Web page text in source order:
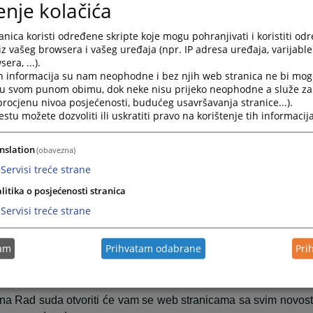
se sastoji od šest grupa informacija. Raspoređene
obuhvata najaktuelnije informacije vezane za
su informacije o aktivnostima koje su se već desile.
Riječ predsjednika sadrži pozdravnu riječ
i želje za što boljom međusobnom komunikacijom.
događaja predstavlja najavu budućih događanja
događanja.
postavljana pitanja prikazuje pitanja i odgovore koji su
su za rad suda ili druge aktivnosti vezane za sam sud.
suđenja prikazuje detaljne informacije o suđenjima
period.
Vijesti iz pravosuđa obuhvata informacije koje su vezane
svih grupa starije novosti i informacije osim onih koje su
Klikom na riječ “više” prebaciti će vas arhivu aktuelnosti ili
Rad suda otvoriti će vam se web stranicama sa svim
kolačića
koristi određene skripte koje mogu pohranjivati i koristiti
vašeg browsera i vašeg uređaja (npr. IP adresa uređaja,
...).
informacija su nam neophodne i bez njih web stranica ne bi
svom punom obimu, dok neke nisu prijeko neophodne a služe
nivoa posjećenosti, budućeg usavršavanja stranice...).
možete dozvoliti ili uskratiti pravo na korištenje tih
(obavezna)
Servisi treće strane
o posjećenosti stranica
Servisi treće strane
Prihvatam odabrane